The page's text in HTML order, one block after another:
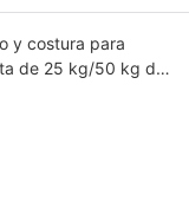
y costura para
de 25 kg/50 kg de